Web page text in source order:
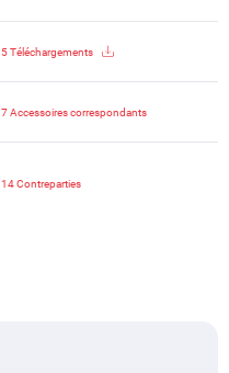
5 Téléchargements
7 Accessoires correspondants
14 Contreparties